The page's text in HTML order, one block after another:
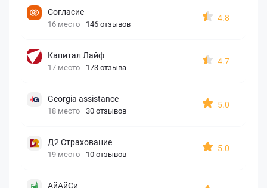
Согласие
16 место 146 отзывов
4.8
Капитал Лайф
17 место 173 отзыва
4.7
Georgia assistance
18 место 30 отзывов
5.0
Д2 Страхование
19 место 10 отзывов
5.0
АйАйСи